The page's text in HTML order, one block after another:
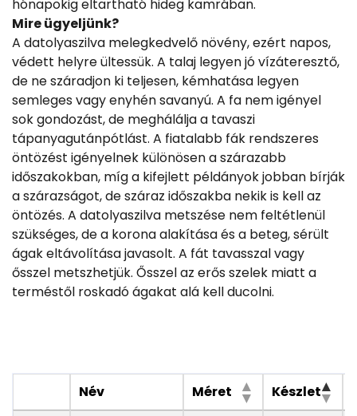
hónapokig eltartható hideg kamrában.
Mire ügyeljünk?
A datolyaszilva melegkedvelő növény, ezért napos,
védett helyre ültessük. A talaj legyen jó vízáteresztő,
de ne száradjon ki teljesen, kémhatása legyen
semleges vagy enyhén savanyú. A fa nem igényel
sok gondozást, de meghálálja a tavaszi
tápanyagutánpótlást. A fiatalabb fák rendszeres
öntözést igényelnek különösen a szárazabb
időszakokban, míg a kifejlett példányok jobban bírják
a szárazságot, de száraz időszakba nekik is kell az
öntözés. A datolyaszilva metszése nem feltétlenül
szükséges, de a korona alakítása és a beteg, sérült
ágak eltávolítása javasolt. A fát tavasszal vagy
ősszel metszhetjük. Ősszel az erős szelek miatt a
terméstől roskadó ágakat alá kell ducolni.
Név Méret Készlet